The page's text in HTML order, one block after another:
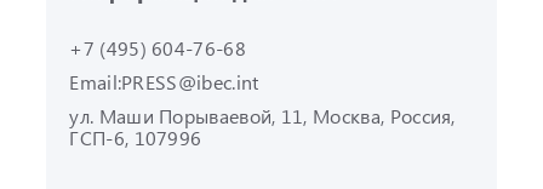
+7 (495) 604-76-68
Email:PRESS@ibec.int
ул. Маши Порываевой, 11, Москва,
ГСП-6, 107996